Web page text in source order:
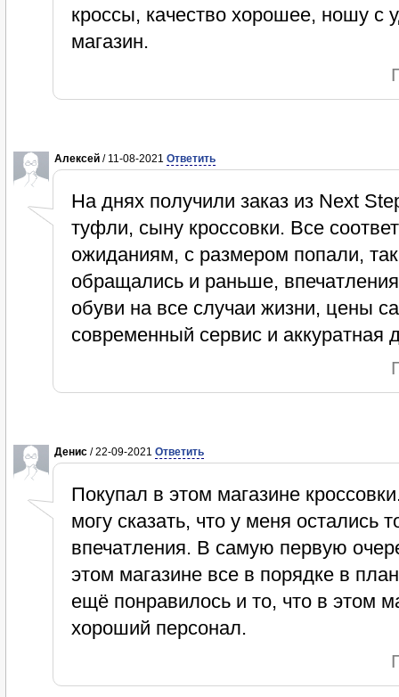
кроссы, качество хорошее, ношу с
магазин.
Алексей / 11-08-2021 Ответить
На днях получили заказ из Next
туфли, сыну кроссовки. Все
ожиданиям, с размером попали,
обращались и раньше,
обуви на все случаи жизни, цены
современный сервис и аккуратная
Денис / 22-09-2021 Ответить
Покупал в этом магазине
могу сказать, что у меня остались
впечатления. В самую первую
этом магазине все в порядке в
ещё понравилось и то, что в этом
хороший персонал.